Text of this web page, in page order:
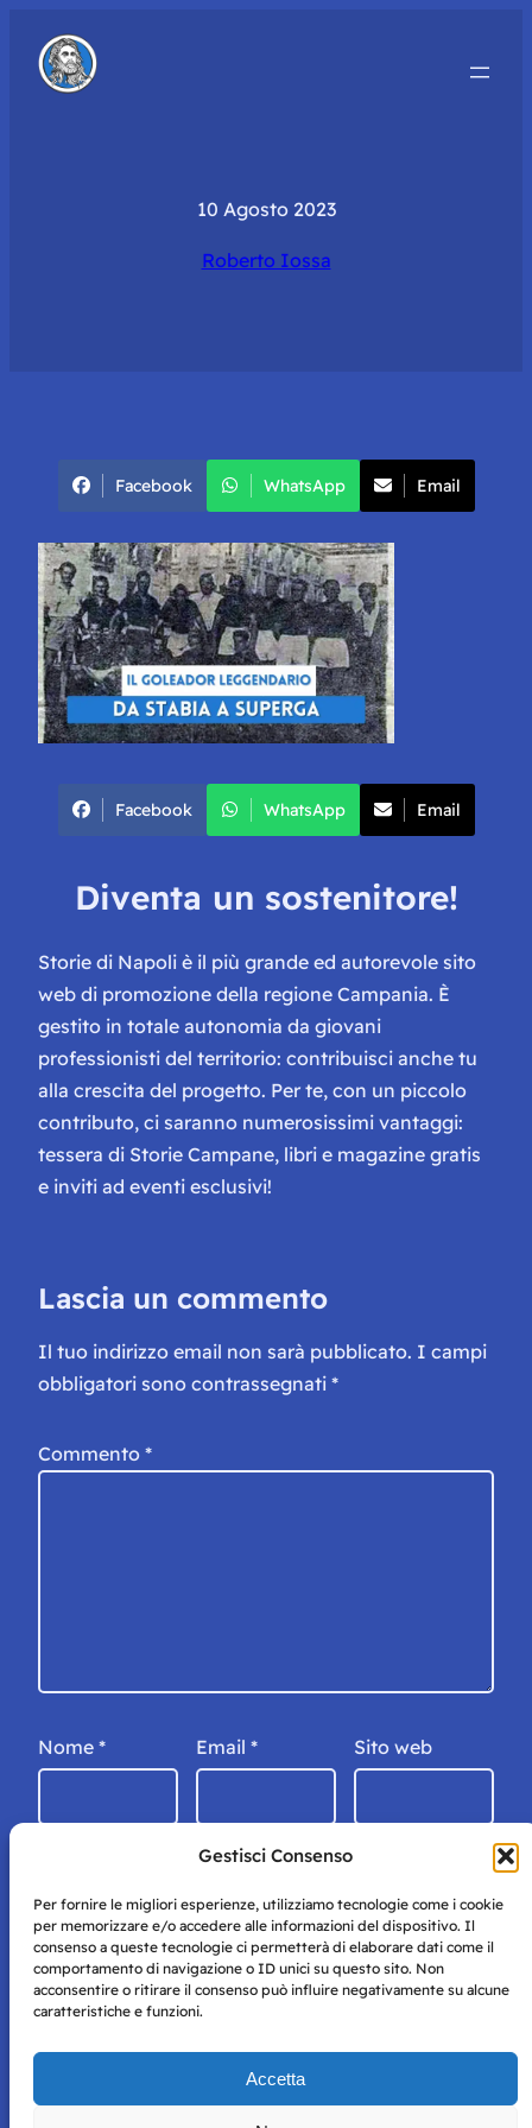
Gestisci Consenso
Per fornire le migliori esperienze, utilizziamo tecnologie come i cookie
per memorizzare e/o accedere alle informazioni del dispositivo. Il
consenso a queste tecnologie ci permetterà di elaborare dati come il
comportamento di navigazione o ID unici su questo sito. Non
acconsentire o ritirare il consenso può influire negativamente su alcune
caratteristiche e funzioni.
Accetta
10 Agosto 2023
Roberto Iossa
Facebook WhatsApp Email
Facebook WhatsApp Email
Diventa un sostenitore!
Storie di Napoli è il più grande ed autorevole sito
web di promozione della regione Campania. È
gestito in totale autonomia da giovani
professionisti del territorio: contribuisci anche tu
alla crescita del progetto. Per te, con un piccolo
contributo, ci saranno numerosissimi vantaggi:
tessera di Storie Campane, libri e magazine gratis
e inviti ad eventi esclusivi!
Lascia un commento
Il tuo indirizzo email non sarà pubblicato. I campi
obbligatori sono contrassegnati *
Commento *
Nome * Email * Sito web
Storie di Napoli è una testata registrata presso il tribunale di